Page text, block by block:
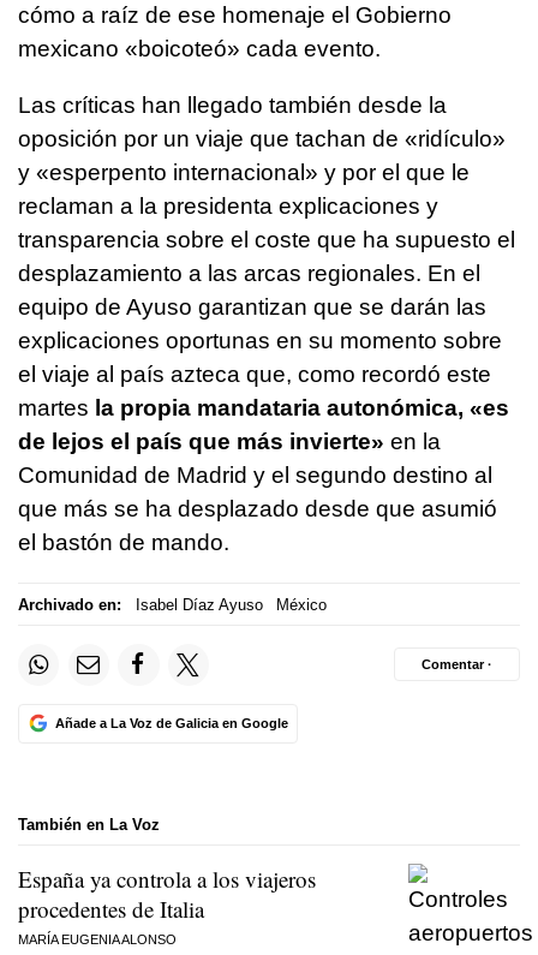
cómo a raíz de ese homenaje el Gobierno
mexicano «boicoteó» cada evento.
Las críticas han llegado también desde la
oposición por un viaje que tachan de «ridículo»
y «esperpento internacional» y por el que le
reclaman a la presidenta explicaciones y
transparencia sobre el coste que ha supuesto el
desplazamiento a las arcas regionales. En el
equipo de Ayuso garantizan que se darán las
explicaciones oportunas en su momento sobre
el viaje al país azteca que, como recordó este
martes la propia mandataria autonómica, «es
de lejos el país que más invierte» en la
Comunidad de Madrid y el segundo destino al
que más se ha desplazado desde que asumió
el bastón de mando.
Archivado en: Isabel Díaz Ayuso México
Añade a La Voz de Galicia en Google
Comentar ·
También en La Voz
España ya controla a los viajeros
procedentes de Italia
MARÍA EUGENIA ALONSO